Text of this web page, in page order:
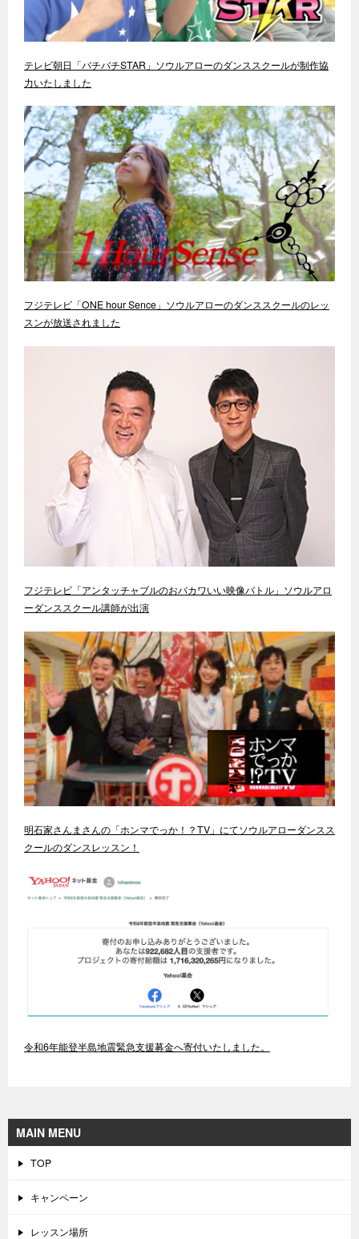
テレビ朝日「バチバチSTAR」ソウルアローのダンススクールが制作協
力いたしました
フジテレビ「ONE hour Sence」ソウルアローのダンススクールのレッ
スンが放送されました
フジテレビ「アンタッチャブルのおバカワいい映像バトル」ソウルアロ
ーダンススクール講師が出演
明石家さんまさんの「ホンマでっか！？TV」にてソウルアローダンスス
クールのダンスレッスン！
令和6年能登半島地震緊急支援募金へ寄付いたしました。
MAIN MENU
TOP
キャンペーン
レッスン場所